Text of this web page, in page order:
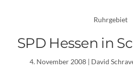
Ruhrgebiet
SPD Hessen in
4. November 2008 | David